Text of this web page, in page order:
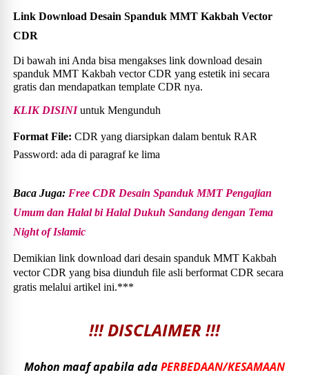
Link Download Desain Spanduk MMT Kakbah Vector
CDR
Di bawah ini Anda bisa mengakses link download desain
spanduk MMT Kakbah vector CDR yang estetik ini secara
gratis dan mendapatkan template CDR nya.
KLIK DISINIuntuk Mengunduh
Format File:CDR yang diarsipkan dalam bentuk RAR
Password: ada di paragraf ke lima
Baca Juga: Free CDR Desain Spanduk MMT Pengajian
Umum dan Halal bi Halal Dukuh Sandang dengan Tema
Night of Islamic
Demikian link download dari desain spanduk MMT Kakbah
vector CDR yang bisa diunduh file asli berformat CDR secara
gratis melalui artikel ini.***
!!! DISCLAIMER !!!
Mohon maaf apabila adaPERBEDAAN/KESAMAAN